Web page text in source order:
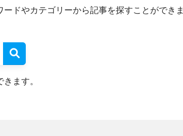
ドやカテゴリーから記事を探すことができま
ます。